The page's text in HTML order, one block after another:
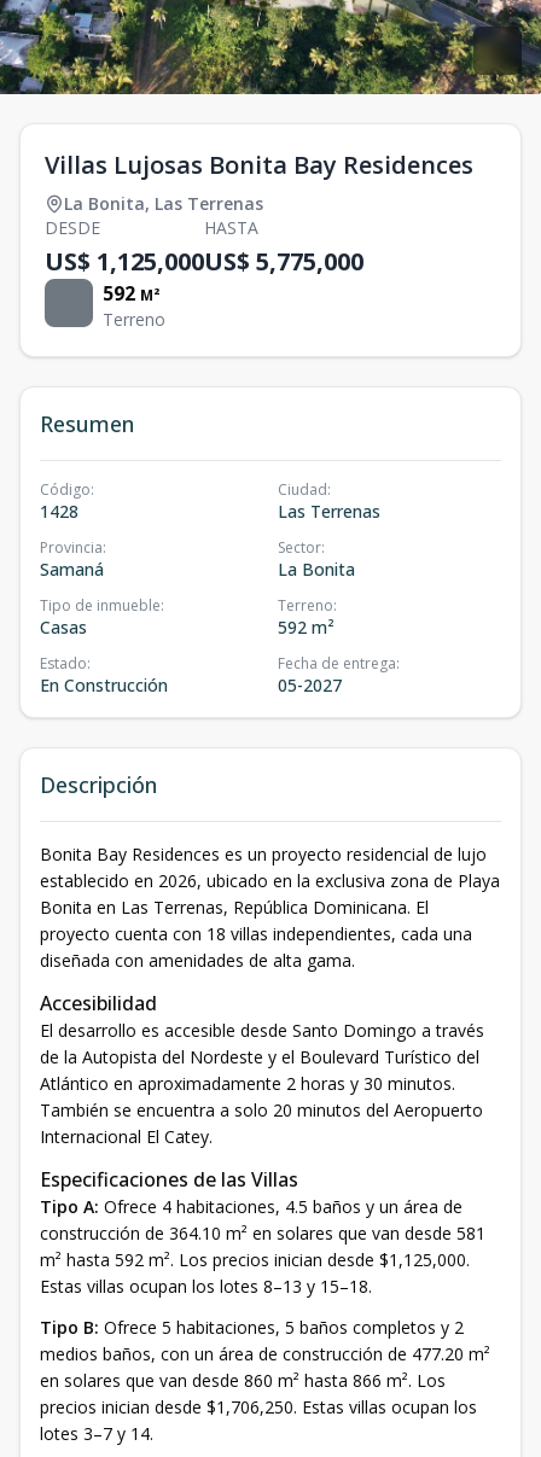
Villas Lujosas Bonita Bay Residences
La Bonita, Las Terrenas
DESDE
US$ 1,125,000
HASTA
US$ 5,775,000
592 M²
Terreno
Resumen
Código:
1428
Ciudad:
Las Terrenas
Provincia:
Samaná
Sector:
La Bonita
Tipo de inmueble:
Casas
Terreno:
592 m²
Estado:
En Construcción
Fecha de entrega:
05-2027
Descripción
Bonita Bay Residences es un proyecto residencial de lujo
establecido en 2026, ubicado en la exclusiva zona de Playa
Bonita en Las Terrenas, República Dominicana. El
proyecto cuenta con 18 villas independientes, cada una
diseñada con amenidades de alta gama.
Accesibilidad
El desarrollo es accesible desde Santo Domingo a través
de la Autopista del Nordeste y el Boulevard Turístico del
Atlántico en aproximadamente 2 horas y 30 minutos.
También se encuentra a solo 20 minutos del Aeropuerto
Internacional El Catey.
Especificaciones de las Villas
Tipo A: Ofrece 4 habitaciones, 4.5 baños y un área de
construcción de 364.10 m² en solares que van desde 581
m² hasta 592 m². Los precios inician desde $1,125,000.
Estas villas ocupan los lotes 8–13 y 15–18.
Tipo B: Ofrece 5 habitaciones, 5 baños completos y 2
medios baños, con un área de construcción de 477.20 m²
en solares que van desde 860 m² hasta 866 m². Los
precios inician desde $1,706,250. Estas villas ocupan los
lotes 3–7 y 14.